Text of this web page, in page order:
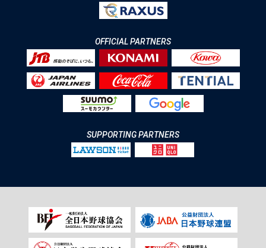
OFFICIAL PARTNERS
SUPPORTING PARTNERS